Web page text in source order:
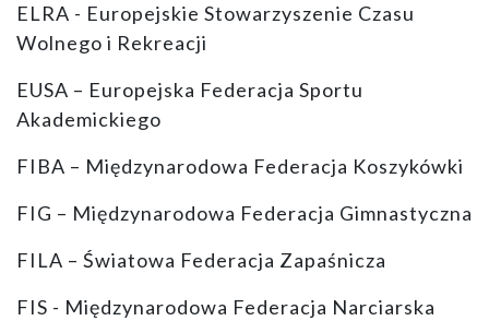
ELRA - Europejskie Stowarzyszenie Czasu
Wolnego i Rekreacji
EUSA – Europejska Federacja Sportu
Akademickiego
FIBA – Międzynarodowa Federacja Koszykówki
FIG – Międzynarodowa Federacja Gimnastyczna
FILA – Światowa Federacja Zapaśnicza
FIS - Międzynarodowa Federacja Narciarska